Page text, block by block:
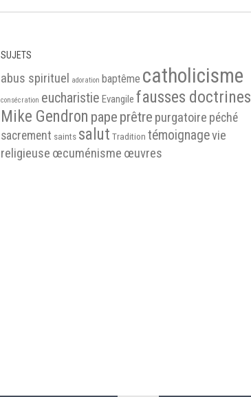
SUJETS
abus spirituel adoration baptême catholicisme
consécration eucharistie Evangile fausses doctrines
Mike Gendron pape prêtre purgatoire péché
sacrement saints salut Tradition témoignagevie
religieuse œcuménisme œuvres